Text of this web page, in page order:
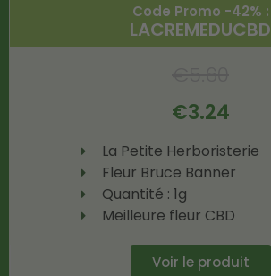
Code Promo -42% :
LACREMEDUCBD
€3.24
La Petite Herboristerie
Fleur Bruce Banner
Quantité : 1g
Meilleure fleur CBD
Voir le produit